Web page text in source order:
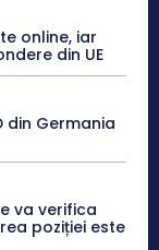
online, iar
din UE
din Germania
va verifica
poziției este